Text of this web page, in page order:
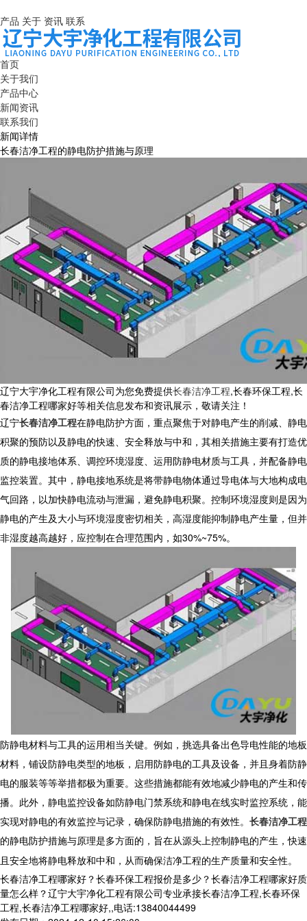
产品 关于 资讯 联系
首页
关于我们
产品中心
新闻资讯
联系我们
新闻详情
长春洁净工程的静电防护措施与原理
辽宁大宇净化工程有限公司为您免费提供长春洁净工程,长春环保工程,长
春洁净工程哪家好等相关信息发布和资讯展示，敬请关注！
辽宁长春洁净工程在静电防护方面，重点聚焦于对静电产生的削减、静电
积聚的预防以及静电的快速、安全释放与中和，其相关措施主要有打造优
质的静电接地体系、调控环境湿度、运用防静电材质与工具，并配备静电
监控装置。其中，静电接地系统是将带静电物体通过导电体与大地构成电
气回路，以加快静电流动与泄漏，避免静电积聚。控制环境湿度则是因为
静电的产生及大小与环境湿度密切相关，高湿度能抑制静电产生量，但并
非湿度越高越好，应控制在合理范围内，如30%~75%。
防静电材料与工具的运用相当关键。例如，挑选具备出色导电性能的地板
材料，铺设防静电类型的地板，启用防静电的工具及设备，并且身着防静
电的服装等等举措都极为重要。这些措施都能有效地减少静电的产生和传
播。此外，静电监控设备如防静电门禁系统和静电在线实时监控系统，能
实现对静电的有效监控与记录，确保防静电措施的有效性。 长春洁净工程
的静电防护措施与原理是多方面的，旨在从源头上控制静电的产生，快速
且安全地将静电释放和中和，从而确保洁净工程的生产质量和安全性。
长春洁净工程哪家好？长春环保工程报价是多少？长春洁净工程哪家好质
量怎么样？辽宁大宇净化工程有限公司专业承接长春洁净工程,长春环保
工程,长春洁净工程哪家好,,电话:13840044499